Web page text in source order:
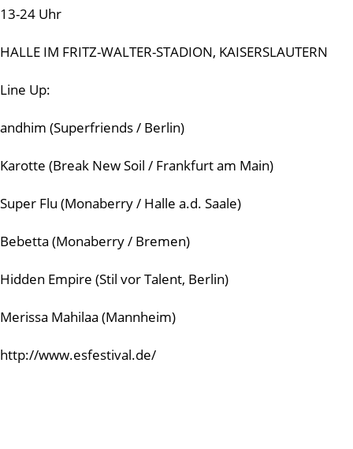
13-24 Uhr
HALLE IM FRITZ-WALTER-STADION, KAISERSLAUTERN
Line Up:
andhim (Superfriends / Berlin)
Karotte (Break New Soil / Frankfurt am Main)
Super Flu (Monaberry / Halle a.d. Saale)
Bebetta (Monaberry / Bremen)
Hidden Empire (Stil vor Talent, Berlin)
Merissa Mahilaa (Mannheim)
http://www.esfestival.de/